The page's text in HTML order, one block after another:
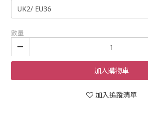
數量
加入購物車
加入追蹤清單